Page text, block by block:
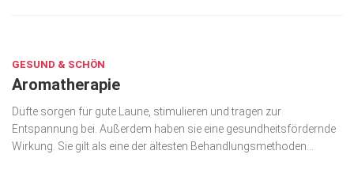
Orthopädie
Schönheit & Wohlbefinden
Special
Wirtschaft, Recht, Finanzen
GESUND & SCHÖN
Aromatherapie
Düfte sorgen für gute Laune, stimulieren und tragen zur
Entspannung bei. Außerdem haben sie eine gesundheitsfördernde
Wirkung. Sie gilt als eine der ältesten Behandlungsmethoden...